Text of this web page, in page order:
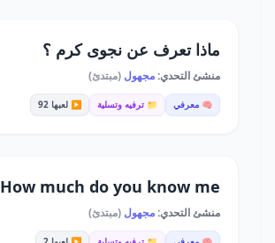
ماذا تعرف عن نجوى كرم ؟
منشئ التحدي:مجهول (مبتدئ)
🧠 معرفي 📁 ترفيه وتسلية ▶️ لعبها 92
How much do you know me ?
منشئ التحدي:مجهول (مبتدئ)